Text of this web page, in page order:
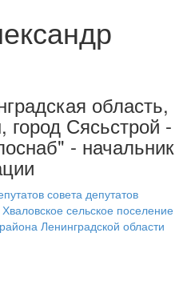
область,
город Сясьстрой -
- начальник
совета депутатов
сельское поселение
Ленинградской области